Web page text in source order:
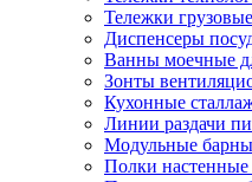
Тележки грузовые
Диспенсеры
Ванны моечные
Зонты
Кухонные
Линии раздачи
Модульные
Полки